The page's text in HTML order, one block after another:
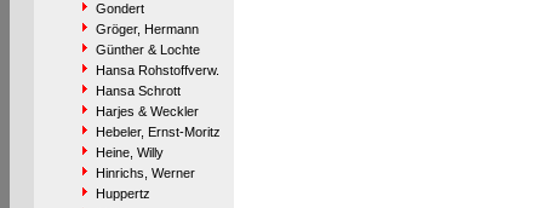
Gondert
Gröger, Hermann
Günther & Lochte
Hansa Rohstoffverw.
Hansa Schrott
Harjes & Weckler
Hebeler, Ernst-Moritz
Heine, Willy
Hinrichs, Werner
Huppertz